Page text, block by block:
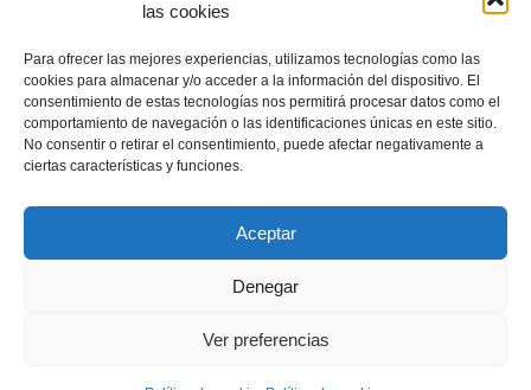
las cookies
Para ofrecer las mejores experiencias, utilizamos tecnologías como las
cookies para almacenar y/o acceder a la información del dispositivo. El
consentimiento de estas tecnologías nos permitirá procesar datos como el
comportamiento de navegación o las identificaciones únicas en este sitio.
No consentir o retirar el consentimiento, puede afectar negativamente a
ciertas características y funciones.
Aceptar
Denegar
Ver preferencias
powerpoint scratch
teclado Telegram terminal twitter
ubuntu video WhatsApp windows
word YouTube
– Todos los derechos reservados